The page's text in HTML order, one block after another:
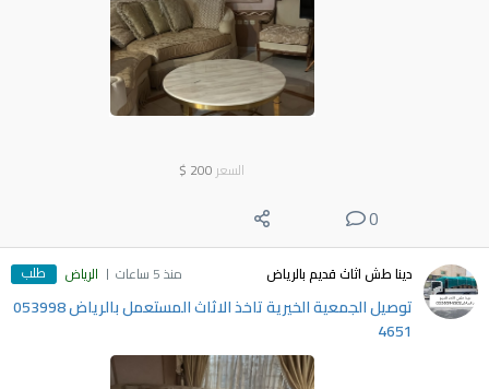
السعر 200
$
0
دينا طش اثاث قديم بالرياض منذ 5 ساعات الرياض طلب
توصيل الجمعية الخيرية تاخذ الاثاث المستعمل بالرياض ‎053998
4651